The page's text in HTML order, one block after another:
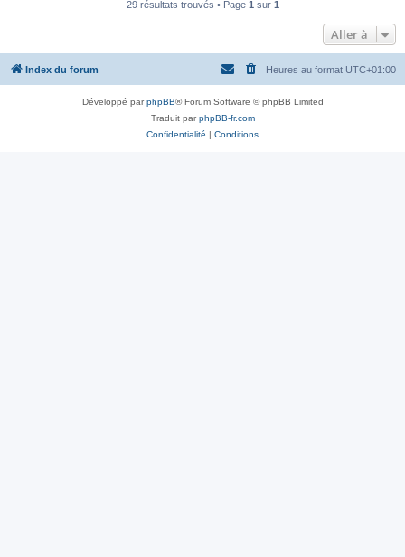
29 résultats trouvés • Page 1 sur 1
Aller à
Index du forum Heures au format UTC+01:00
Développé parphpBB® Forum Software © phpBB Limited
Traduit parphpBB-fr.com
Confidentialité | Conditions